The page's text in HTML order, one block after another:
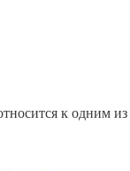
к одним